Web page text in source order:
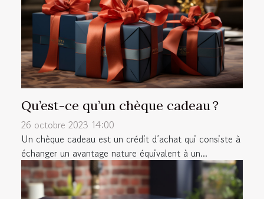
Qu’est-ce qu’un chèque cadeau ?
26 octobre 2023 14:00
Un chèque cadeau est un crédit d’achat qui consiste à
échanger un avantage nature équivalent à un...